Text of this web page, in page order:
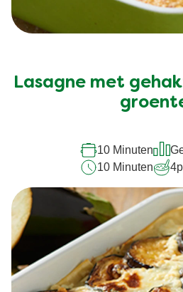
Lasagne met
10 Minuten
10 Minuten
4